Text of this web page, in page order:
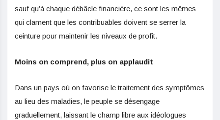
sauf qu’à chaque débâcle financière, ce sont les mêmes
qui clament que les contribuables doivent se serrer la
ceinture pour maintenir les niveaux de profit.
Moins on comprend, plus on applaudit
Dans un pays où on favorise le traitement des symptômes
au lieu des maladies, le peuple se désengage
graduellement, laissant le champ libre aux idéologues